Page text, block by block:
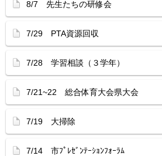
8/7 先生たちの研修会
7/29 PTA資源回収
7/28 学習相談（３学年）
7/21~22 総合体育大会県大会
7/19 大掃除
7/14 市ﾌﾟﾚｾﾞﾝﾃｰｼｮﾝﾌｫｰﾗﾑ